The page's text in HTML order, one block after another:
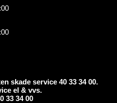
skade service 40 33 34 00.
el & vvs.
33 34 00